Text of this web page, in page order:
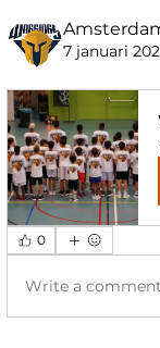
7 januari
0
Write a